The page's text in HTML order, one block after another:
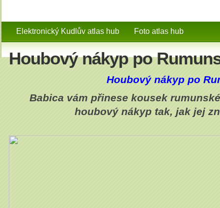
Elektronický Kudlův atlas hub Foto atlas hub
Houbový nákyp po
Houbový nákyp po
Babica vám přinese kousek
houbový nákyp tak, jak jej